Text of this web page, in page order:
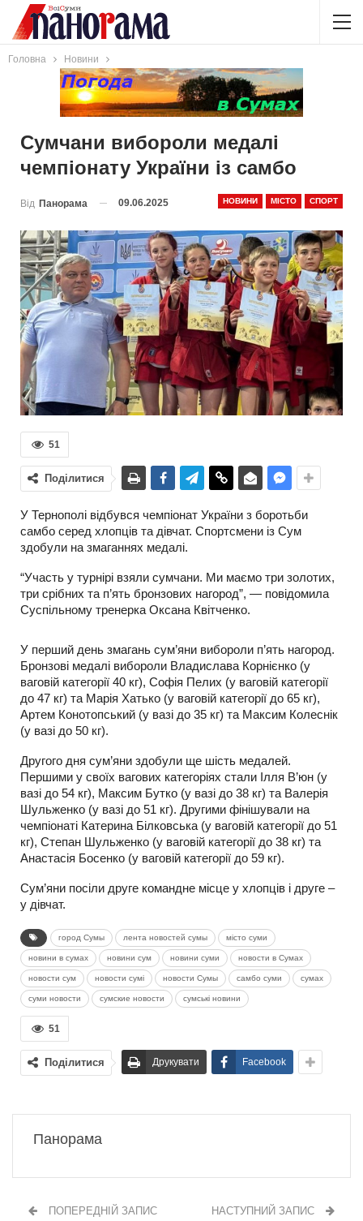
Головна Новини
Сумчани вибороли медалі
чемпіонату України із самбо
НОВИНИ МІСТО СПОРТ
Від Панорама 09.06.2025
51
Поділитися
У Тернополі відбувся чемпіонат України з боротьби
самбо серед хлопців та дівчат. Спортсмени із Сум
здобули на змаганнях медалі.
“Участь у турнірі взяли сумчани. Ми маємо три золотих,
три срібних та п’ять бронзових нагород”, — повідомила
Суспільному тренерка Оксана Квітченко.
У перший день змагань сум’яни вибороли п’ять нагород.
Бронзові медалі вибороли Владислава Корнієнко (у
ваговій категорії 40 кг), Софія Пелих (у ваговій категорії
до 47 кг) та Марія Хатько (у ваговій категорії до 65 кг),
Артем Конотопський (у вазі до 35 кг) та Максим Колеснік
(у вазі до 50 кг).
Другого дня сум’яни здобули ще шість медалей.
Першими у своїх вагових категоріях стали Ілля В’юн (у
вазі до 54 кг), Максим Бутко (у вазі до 38 кг) та Валерія
Шульженко (у вазі до 51 кг). Другими фінішували на
чемпіонаті Катерина Білковська (у ваговій категорії до 51
кг), Степан Шульженко (у ваговій категорії до 38 кг) та
Анастасія Босенко (у ваговій категорії до 59 кг).
Сум’яни посіли друге командне місце у хлопців і друге –
у дівчат.
город Сумы лента новостей сумы місто суми
новини в сумах новини сум новини суми новости в Сумах
новости сум новости сумі новости Сумы самбо суми сумах
суми новости сумские новости сумські новини
51
Поділитися Друкувати Facebook
Панорама
ПОПЕРЕДНІЙ ЗАПИС НАСТУПНИЙ ЗАПИС